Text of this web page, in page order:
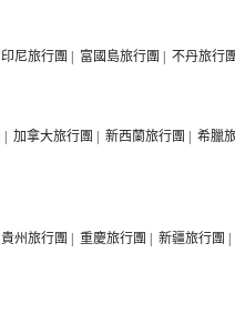
印尼旅行團 | 富國島旅行團 | 不丹旅行團
| 加拿大旅行團 | 新西蘭旅行團 | 希臘
貴州旅行團 | 重慶旅行團 | 新疆旅行團 |